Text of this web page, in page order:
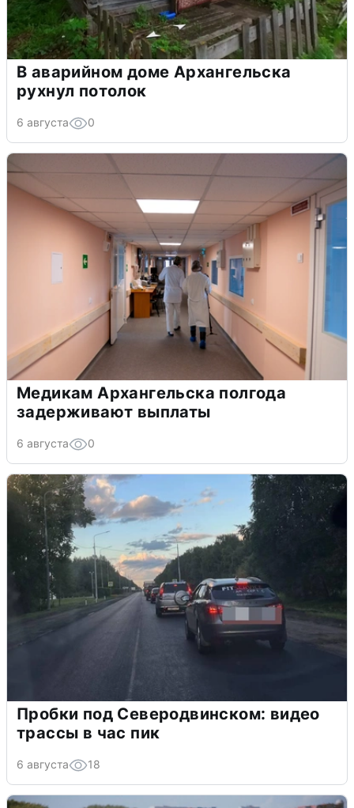
В аварийном доме Архангельска
рухнул потолок
6 августа 0
Медикам Архангельска полгода
задерживают выплаты
6 августа 0
Пробки под Северодвинском: видео
трассы в час пик
6 августа 18